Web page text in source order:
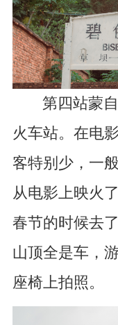
第四站蒙
火车站。在电
客特别少，一
从电影上映火
春节的时候去
山顶全是车，
座椅上拍照。